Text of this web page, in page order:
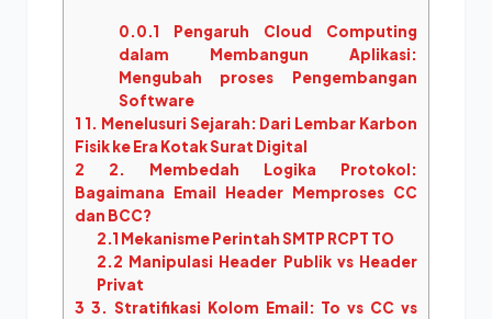
0.0.1 Pengaruh Cloud Computing
dalam Membangun Aplikasi:
Mengubah proses Pengembangan
Software
1 1. Menelusuri Sejarah: Dari Lembar Karbon
Fisik ke Era Kotak Surat Digital
2 2. Membedah Logika Protokol:
Bagaimana Email Header Memproses CC
dan BCC?
2.1 Mekanisme Perintah SMTP RCPT TO
2.2 Manipulasi Header Publik vs Header
Privat
3 3. Stratifikasi Kolom Email: To vs CC vs